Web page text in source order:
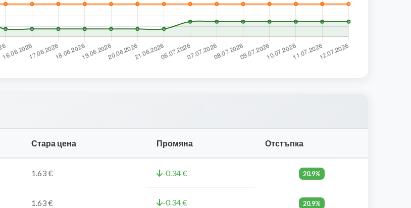
Стара цена Промяна Отстъпка
1.63 € -0.34 € 20.9%
1.63 € -0.34 € 20.9%